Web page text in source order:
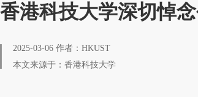
香港科技大学深切悼
2025-03-06 作者：HKUST
本文来源于：香港科技大学